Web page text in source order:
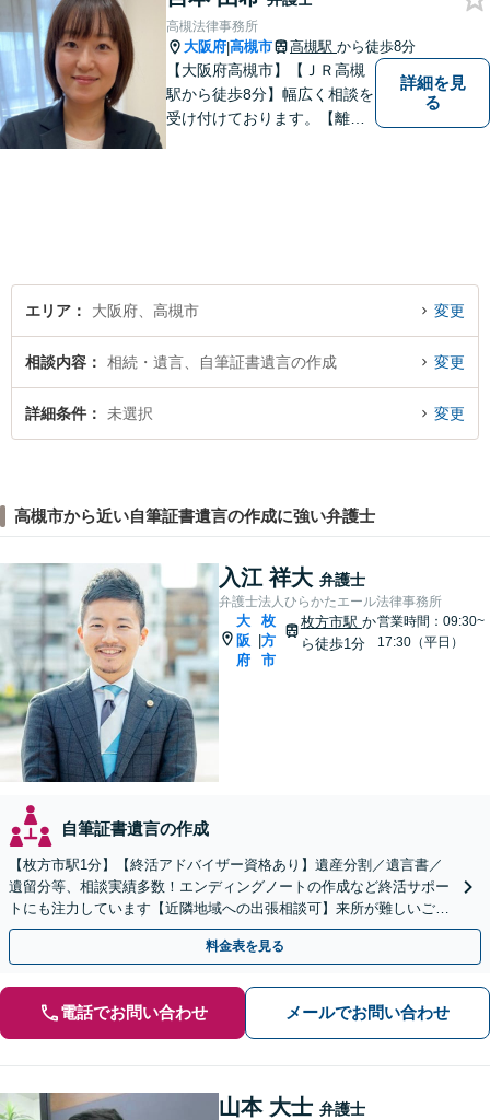
高槻法律事務所
大阪府|高槻市 高槻駅 から徒歩8分
【大阪府高槻市】【ＪＲ高槻
駅から徒歩8分】幅広く相談を
受け付けております。【離
詳細を見
る
エリア 大阪府、高槻市 変更
相談内容 相続・遺言、自筆証書遺言の作成 変更
詳細条件 未選択 変更
高槻市から近い自筆証書遺言の作成に強い弁護士
入江 祥大 弁護士
弁護士法人ひらかたエール法律事務所
大
阪
府
枚
方
市
枚方市駅 か
ら徒歩1分
営業時間：09:30~
17:30（平日）
自筆証書遺言の作成
【枚方市駅1分】【終活アドバイザー資格あり】遺産分割／遺言書／
遺留分等、相談実績多数！エンディングノートの作成など終活サポー
トにも注力しています【近隣地域への出張相談可】来所が難しいご高
齢の方も、お気軽にご相談ください【休日・夜間面談可能】
料金表を見る
電話でお問い合わせ メールでお問い合わせ
山本 大士 弁護士